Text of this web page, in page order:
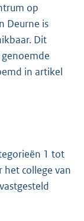
op
Deurne is
Dit
in artikel
1 tot
college van